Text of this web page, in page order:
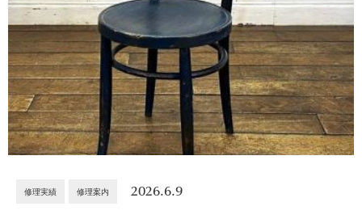
修理実績 修理案内 2026.6.9